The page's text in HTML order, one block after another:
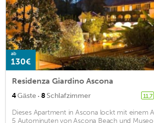
ab
130€
Residenza Giardino Ascona
4Gäste · 8 Schlafzimmer 11,7
Dieses Apartment in Ascona lockt mit einem
5 Autominuten von Ascona Beach und